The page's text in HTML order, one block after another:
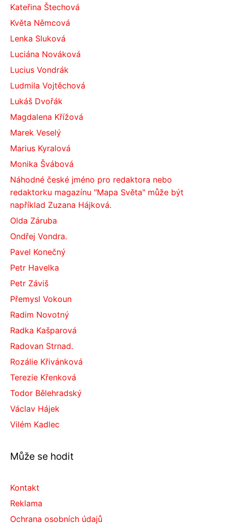
Kateřina Štechová
Květa Němcová
Lenka Sluková
Luciána Nováková
Lucius Vondrák
Ludmila Vojtěchová
Lukáš Dvořák
Magdalena Křížová
Marek Veselý
Marius Kyralová
Monika Švábová
Náhodné české jméno pro redaktora nebo
redaktorku magazínu "Mapa Světa" může být
například Zuzana Hájková.
Olda Záruba
Ondřej Vondra.
Pavel Konečný
Petr Havelka
Petr Záviš
Přemysl Vokoun
Radim Novotný
Radka Kašparová
Radovan Strnad.
Rozálie Křivánková
Terezie Křenková
Todor Bělehradský
Václav Hájek
Vilém Kadlec
Může se hodit
Kontakt
Reklama
Ochrana osobních údajů